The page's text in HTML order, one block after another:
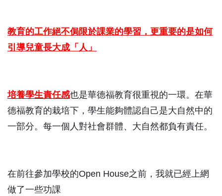
教育的工作絕不侷限於課業的學習，更重要的是如何
引導兒童長大成「人」
培養學生責任感也是華德福教育很重視的一環。在華
德福教育的栽培下，學生能夠體認自己是大自然中的
一部分。每一個人對社會群體、大自然都負有責任。
在前往參加學校的Open House之前，我就已經上網
做了一些功課